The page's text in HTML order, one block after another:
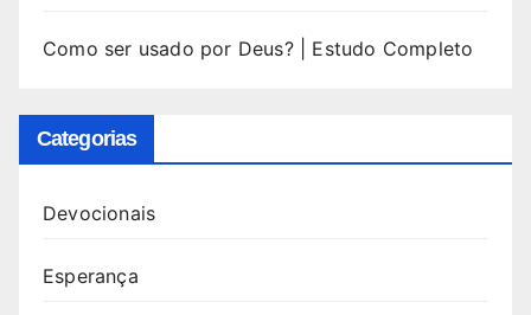
Como ser usado por Deus? | Estudo Completo
Categorias
Devocionais
Esperança